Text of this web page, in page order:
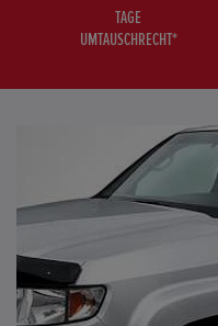
TAGE
UMTAUSCHRECHT*